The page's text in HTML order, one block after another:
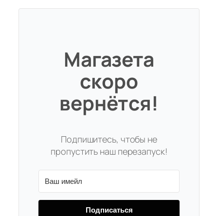
Магазета
скоро
вернётся!
Подпишитесь, чтобы не
пропустить наш перезапуск!
Подписаться